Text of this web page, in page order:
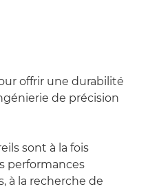
offrir une durabilité
de précision
sont à la fois
performances
à la recherche de